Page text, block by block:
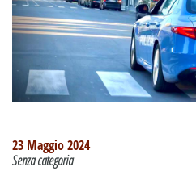
23 Maggio 2024
Senza categoria